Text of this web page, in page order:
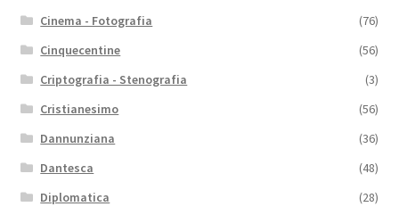
Cinema - Fotografia
(76)
Cinquecentine
(56)
Criptografia - Stenografia
(3)
Cristianesimo
(56)
Dannunziana
(36)
Dantesca
(48)
Diplomatica
(28)